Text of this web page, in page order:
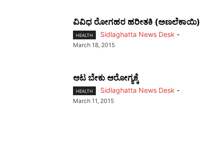
ವಿವಿಧ ರೋಗಹರ ಹರೀತಕಿ (ಅಣಲೆಕಾಯಿ)
HEALTH Sidlaghatta News Desk -
March 18, 2015
ಆಟ ಬೇಕು ಆರೋಗ್ಯಕ್ಕೆ
HEALTH Sidlaghatta News Desk -
March 11, 2015